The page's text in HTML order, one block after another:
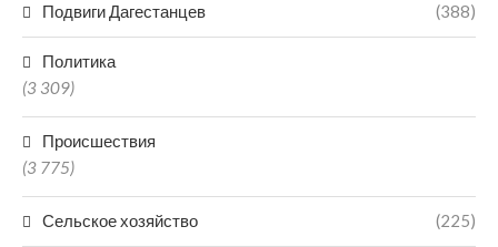
Подвиги Дагестанцев (388)
Политика
(3 309)
Происшествия
(3 775)
Сельское хозяйство (225)